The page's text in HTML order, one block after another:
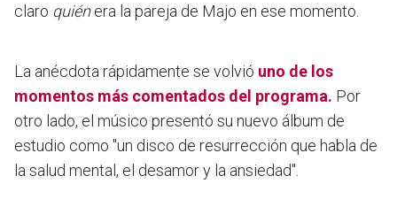
claro quiénera la pareja de Majo en ese momento.
La anécdota rápidamente se volvió uno de los
momentos más comentados del programa. Por
otro lado, el músico presentó su nuevo álbum de
estudio como "un disco de resurrección que habla de
la salud mental, el desamor y la ansiedad".